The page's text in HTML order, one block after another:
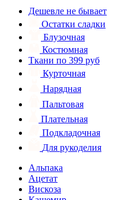
Дешевле не бывает
Остатки сладки
Блузочная
Костюмная
Ткани по 399 руб
Курточная
Нарядная
Пальтовая
Плательная
Подкладочная
Для рукоделия
Альпака
Ацетат
Вискоза